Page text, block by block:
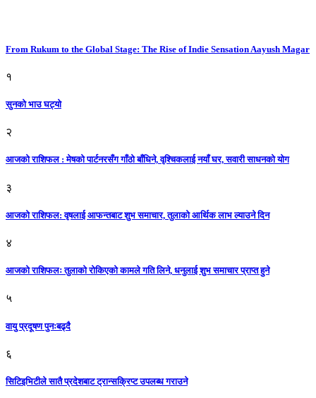
From Rukum to the Global Stage: The Rise of Indie Sensation Aayush Magar
१
सुनको भाउ घट्याे
२
आजको राशिफल : मेषको पार्टनरसँग गाँठो बाँधिने, वृश्चिकलाई नयाँ घर, सवारी साधनकाे याेग
३
आजकाे राशिफल: वृषलाई आफन्तबाट शुभ समाचार, तुलाकाे आर्थिक लाभ ल्याउने दिन
४
आजको राशिफलः तुलाकाे रोकिएको कामले गति लिने, धनुलाई शुभ समाचार प्राप्त हुने
५
वायु प्रदूषण पुनःबढ्दै
६
सिटिइभिटीले सातै प्रदेशबाट ट्रान्सक्रिप्ट उपलब्ध गराउने